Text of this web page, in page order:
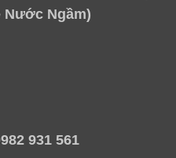
Nước Ngầm)
931 561